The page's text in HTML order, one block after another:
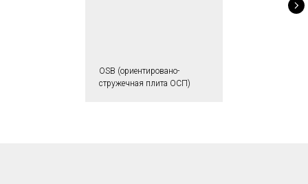
OSB (ориентировано-
стружечная плита ОСП)